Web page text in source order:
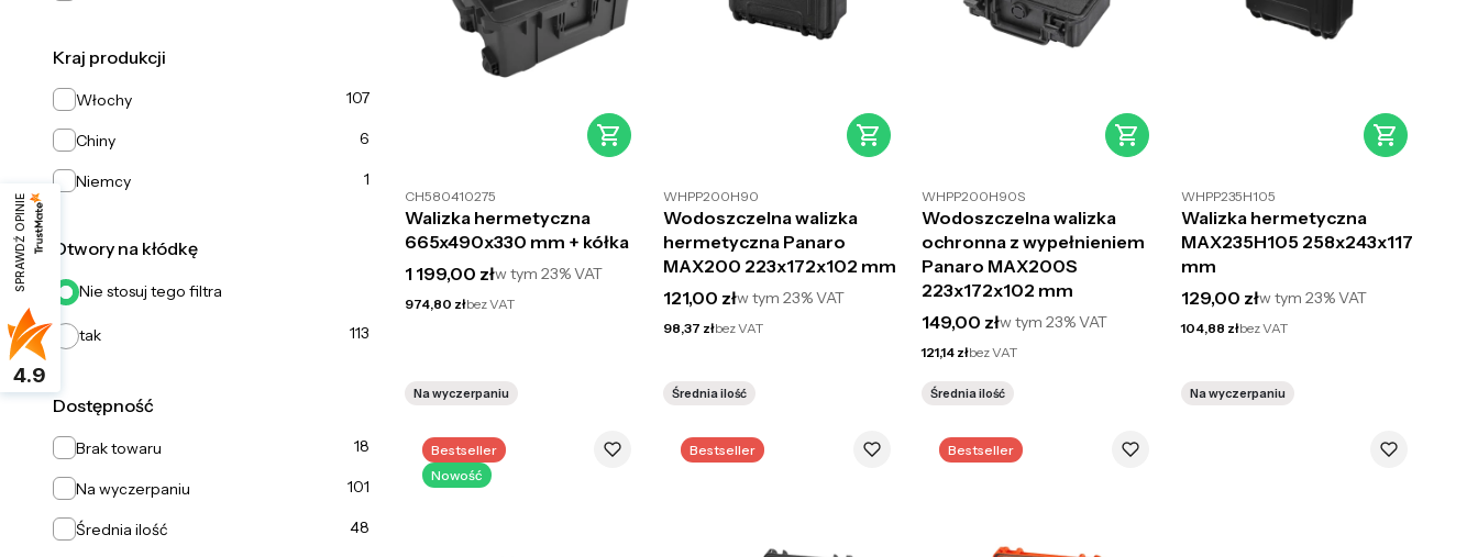
Kraj produkcji
Kraj produkcji
Włochy 107
Chiny 6
Niemcy 1
Otwory na kłódkę
Nie stosuj tego filtra
tak 113
Dostępność
Dostępność
Brak towaru 18
Na wyczerpaniu 101
Średnia ilość 48
CH580410275
Walizka hermetyczna
665x490x330 mm + kółka
Cena brutto
1 199,00 złw tym 23%VAT
Cena netto
974,80 złbez VAT
Na wyczerpaniu
WHPP200H90
Wodoszczelna walizka
hermetyczna Panaro
MAX200 223x172x102 mm
Cena brutto
121,00 złw tym23%VAT
Cena netto
98,37 złbez VAT
Średnia ilość
WHPP200H90S
Wodoszczelna walizka
ochronna z wypełnieniem
Panaro MAX200S
223x172x102 mm
Cena brutto
149,00 złw tym23%VAT
Cena netto
121,14 złbez VAT
Średnia ilość
WHPP235H105
Walizka hermetyczna
MAX235H105 258x243x117
mm
Cena brutto
129,00 złw tym 23%VAT
Cena netto
104,88 złbez VAT
Na wyczerpaniu
Bestseller
Nowość
Bestseller Bestseller
SPRAWDŹ OPINIE
4.9